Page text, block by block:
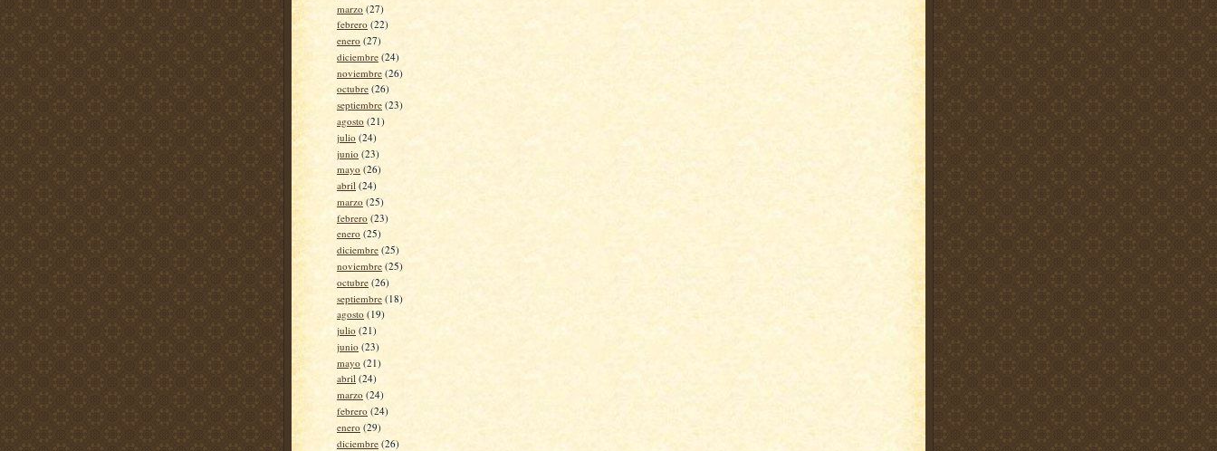
marzo (27)
febrero (22)
enero (27)
diciembre (24)
noviembre (26)
octubre (26)
septiembre (23)
agosto (21)
julio (24)
junio (23)
mayo (26)
abril (24)
marzo (25)
febrero (23)
enero (25)
diciembre (25)
noviembre (25)
octubre (26)
septiembre (18)
agosto (19)
julio (21)
junio (23)
mayo (21)
abril (24)
marzo (24)
febrero (24)
enero (29)
diciembre (26)